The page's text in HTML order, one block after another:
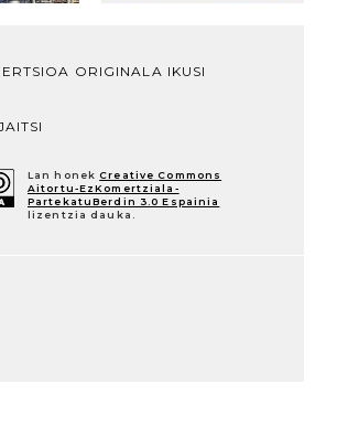
ORIGINALA IKUSI
Lan honek Creative Commons
Aitortu-EzKomertziala-
PartekatuBerdin 3.0 Espainia
lizentzia dauka.